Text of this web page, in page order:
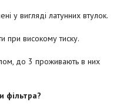
у вигляді латунних втулок.
при високому тиску.
до 3 проживають в них
фільтра?